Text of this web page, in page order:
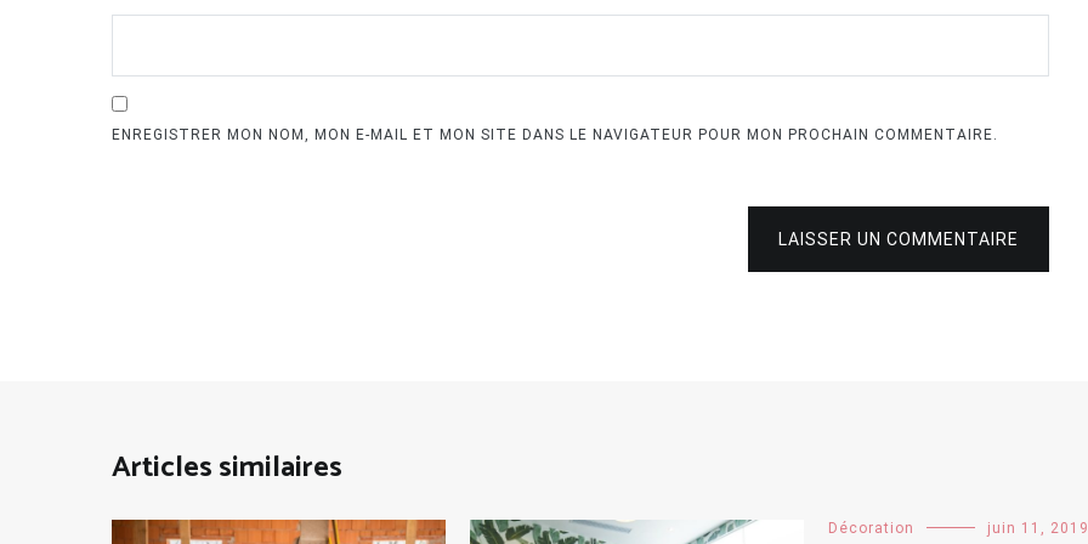
ENREGISTRER MON NOM, MON E-MAIL ET MON SITE DANS LE NAVIGATEUR POUR MON PROCHAIN COMMENTAIRE.
LAISSER UN COMMENTAIRE
Articles similaires
Décoration juin 11, 2019